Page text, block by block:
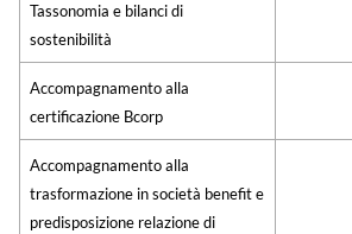
Tassonomia e bilanci di
sostenibilità
Accompagnamento alla
certificazione Bcorp
Accompagnamento alla
trasformazione in società benefit e
predisposizione relazione di